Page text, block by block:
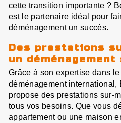
cette transition importante ?
est le partenaire idéal pour
déménagement un succès.
Des prestations
un déménagement
Grâce à son expertise dans
déménagement international,
propose des prestations sur-
tous vos besoins. Que vous
appartement ou une maison